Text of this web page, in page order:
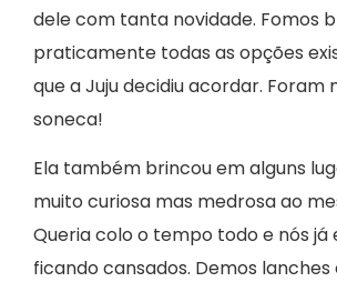
dele com tanta novidade. Fomos
praticamente todas as opções
que a Juju decidiu acordar. Foram
soneca!
Ela também brincou em alguns
muito curiosa mas medrosa ao
Queria colo o tempo todo e nós já
ficando cansados. Demos lanches